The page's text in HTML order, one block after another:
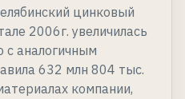
цинковый
2006г. увеличилась
с аналогичным
632 млн 804 тыс.
компании,